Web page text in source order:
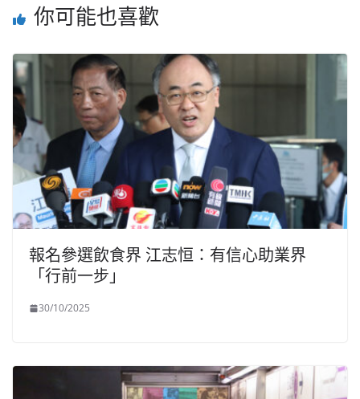
你可能也喜歡
報名參選飲食界 江志恒：有信心助業界
「行前一步」
30/10/2025